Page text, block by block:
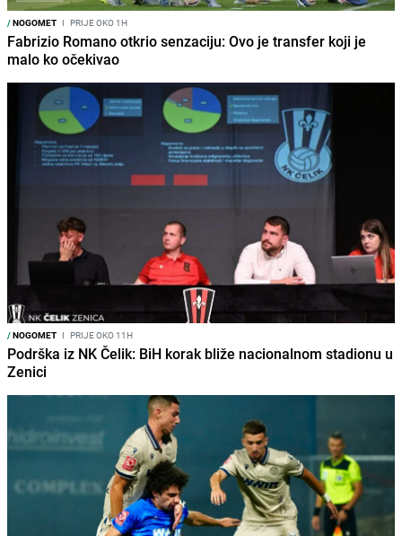
/NOGOMET I PRIJE OKO 1H
Fabrizio Romano otkrio senzaciju: Ovo je transfer koji je
malo ko očekivao
/NOGOMET I PRIJE OKO 11H
Podrška iz NK Čelik: BiH korak bliže nacionalnom stadionu u
Zenici